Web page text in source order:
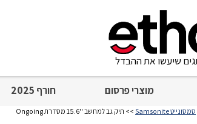
מוצרי פרסום חורף 2025
שיעשו את ההבדל
סמסונייט Samsonite >> תיק גב למחשב ''15.6 מסדרת Ongoing